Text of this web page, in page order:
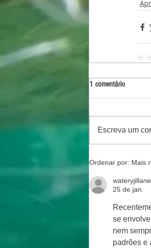
1 comentário
Escreva um
Ordenar por: Mais
wateryjillane
25 de jan.
se
nem
padrões e